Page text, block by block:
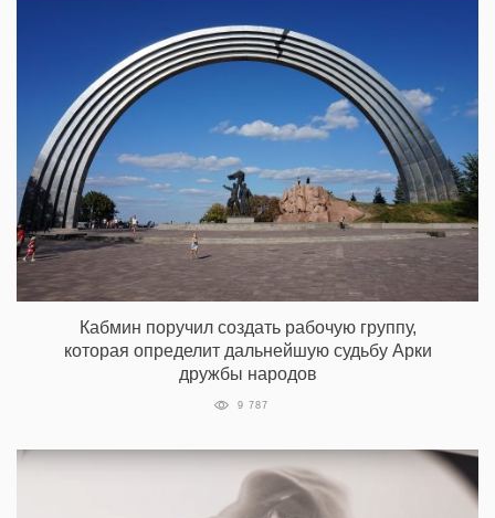
Кабмин поручил создать рабочую группу,
которая определит дальнейшую судьбу Арки
дружбы народов
9 787